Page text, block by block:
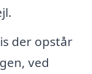
der opstår
ved